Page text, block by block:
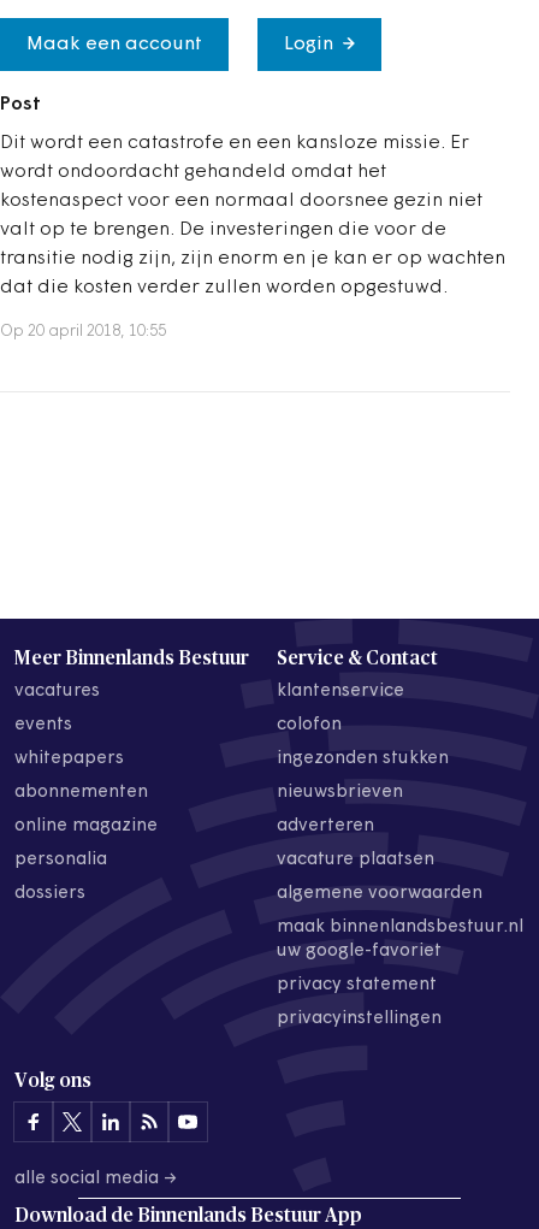
Maak een account Login
Post
Dit wordt een catastrofe en een kansloze missie. Er
wordt ondoordacht gehandeld omdat het
kostenaspect voor een normaal doorsnee gezin niet
valt op te brengen. De investeringen die voor de
transitie nodig zijn, zijn enorm en je kan er op wachten
dat die kosten verder zullen worden opgestuwd.
Op 20 april 2018, 10:55
Meer Binnenlands Bestuur
vacatures
events
whitepapers
abonnementen
online magazine
personalia
dossiers
Service & Contact
klantenservice
colofon
ingezonden stukken
nieuwsbrieven
adverteren
vacature plaatsen
algemene voorwaarden
maak binnenlandsbestuur.nl
uw google-favoriet
privacy statement
privacyinstellingen
Volg ons
alle social media →
Download de Binnenlands Bestuur App